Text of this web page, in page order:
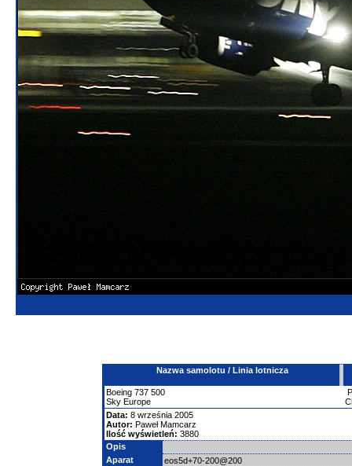
Nazwa samolotu / Linia lotnicza
Boeing 737 500
Sky Europe
Data: 8 września 2005
Autor: Paweł Mamcarz
Ilość wyświetleń: 3880
Opis
Aparat
eos5d+70-200@200